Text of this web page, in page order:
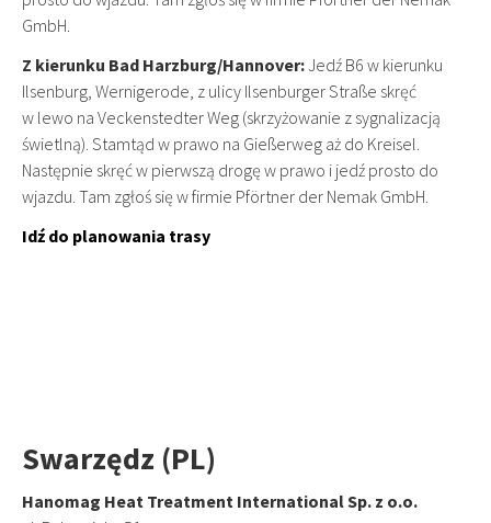
GmbH.
Z kierunku Bad Harzburg/Hannover:Jedź B6 w kierunku
Ilsenburg, Wernigerode, z ulicy Ilsenburger Straße skręć
w lewo na Veckenstedter Weg (skrzyżowanie z sygnalizacją
świetlną). Stamtąd w prawo na Gießerweg aż do Kreisel.
Następnie skręć w pierwszą drogę w prawo i jedź prosto do
wjazdu. Tam zgłoś się w firmie Pförtner der Nemak GmbH.
Idź do planowania trasy
Swarzędz (PL)
Hanomag Heat Treatment International Sp. z o.o.